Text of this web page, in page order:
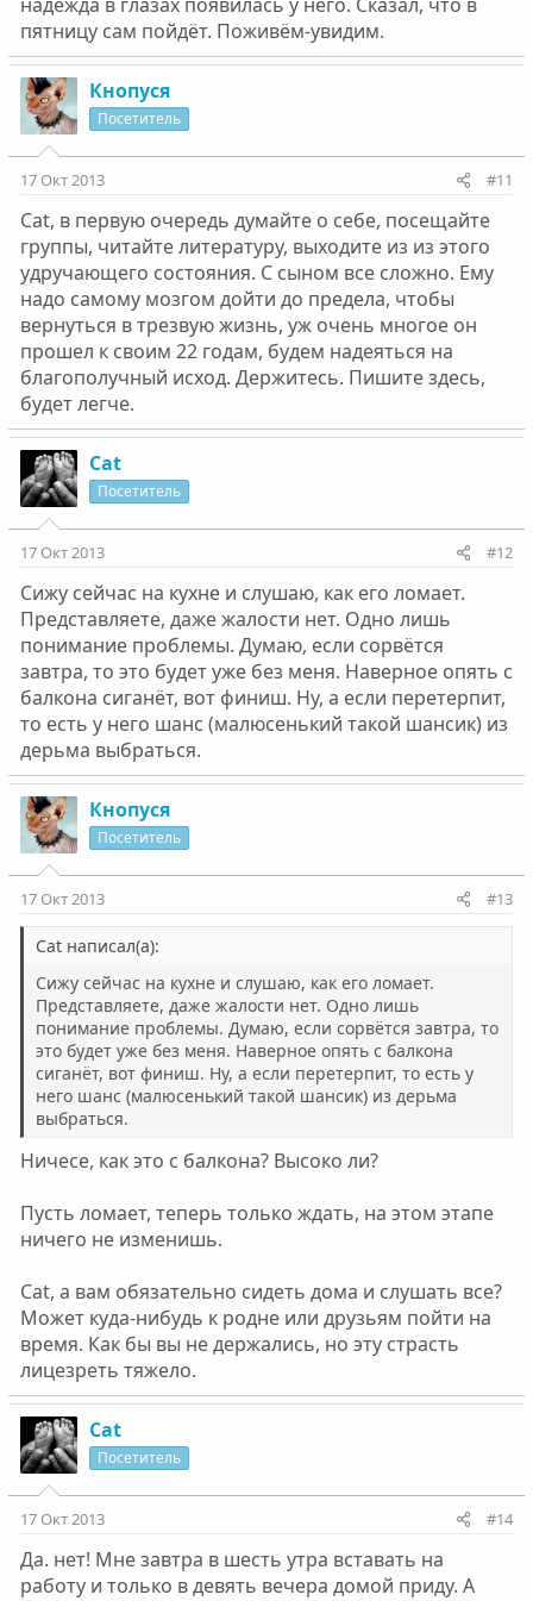
пятницу сам пойдёт. Поживём-увидим.
Кнопуся
Посетитель
17 Окт 2013 #11
Cat, в первую очередь думайте о себе, посещайте
группы, читайте литературу, выходите из из этого
удручающего состояния. С сыном все сложно. Ему
надо самому мозгом дойти до предела, чтобы
вернуться в трезвую жизнь, уж очень многое он
прошел к своим 22 годам, будем надеяться на
благополучный исход. Держитесь. Пишите здесь,
будет легче.
Cat
Посетитель
17 Окт 2013 #12
Сижу сейчас на кухне и слушаю, как его ломает.
Представляете, даже жалости нет. Одно лишь
понимание проблемы. Думаю, если сорвётся
завтра, то это будет уже без меня. Наверное опять с
балкона сиганёт, вот финиш. Ну, а если перетерпит,
то есть у него шанс (малюсенький такой шансик) из
дерьма выбраться.
Кнопуся
Посетитель
17 Окт 2013 #13
Cat написал(а):
Сижу сейчас на кухне и слушаю, как его ломает.
Представляете, даже жалости нет. Одно лишь
понимание проблемы. Думаю, если сорвётся завтра, то
это будет уже без меня. Наверное опять с балкона
сиганёт, вот финиш. Ну, а если перетерпит, то есть у
него шанс (малюсенький такой шансик) из дерьма
выбраться.
Ничесе, как это с балкона? Высоко ли?
Пусть ломает, теперь только ждать, на этом этапе
ничего не изменишь.
Cat, а вам обязательно сидеть дома и слушать все?
Может куда-нибудь к родне или друзьям пойти на
время. Как бы вы не держались, но эту страсть
лицезреть тяжело.
Cat
Посетитель
17 Окт 2013 #14
Да. нет! Мне завтра в шесть утра вставать на
работу и только в девять вечера домой приду. А